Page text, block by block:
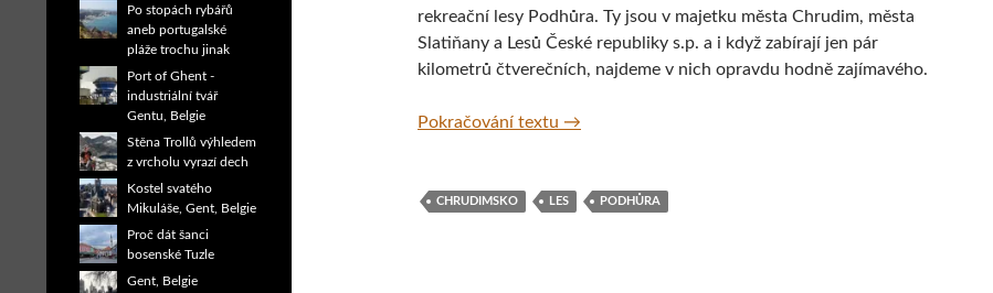
rekreační lesy Podhůra. Ty jsou v majetku města Chrudim, města
Slatiňany a Lesů České republiky s.p. a i když zabírají jen pár
kilometrů čtverečních, najdeme v nich opravdu hodně zajímavého.
Pokračování textu Rekreační lesy Podhůra na Chrudimsku
→
CHRUDIMSKO LES PODHŮRA
Po stopách rybářů
aneb portugalské
pláže trochu jinak
Port of Ghent -
industriální tvář
Gentu, Belgie
Stěna Trollů výhledem
z vrcholu vyrazí dech
Kostel svatého
Mikuláše, Gent, Belgie
Proč dát šanci
bosenské Tuzle
Gent, Belgie